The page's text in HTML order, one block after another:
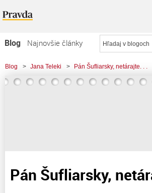
Blog
Najnovšie články
Najčítanejšie články
Najkomentovanejšie články
Blog > Jana Teleki > Pán Šufliarsky, netárajte. . .
Pán Šufliarsky,